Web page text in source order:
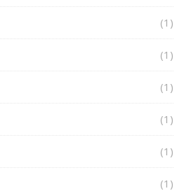
(1)
(1)
(1)
(1)
(1)
(1)